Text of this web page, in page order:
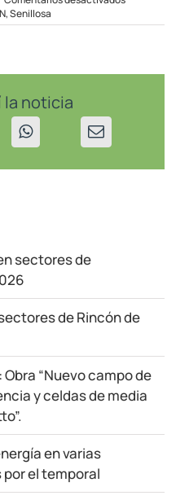
Programado
,Senillosa
la noticia
sectores de
de Rincón de
Obra “Nuevo campo de
y celdas de media
en varias
el temporal